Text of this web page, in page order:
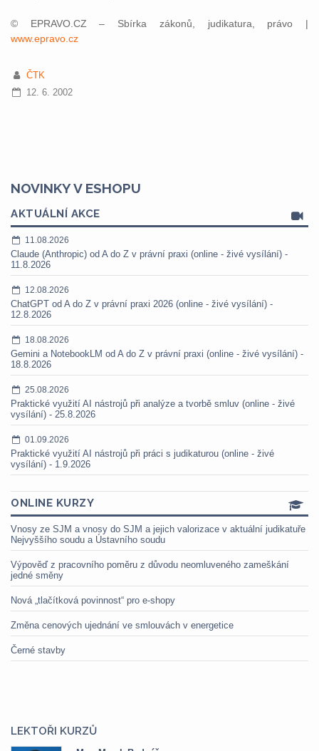
© EPRAVO.CZ – Sbírka zákonů, judikatura, právo |
www.epravo.cz
ČTK
12. 6. 2002
NOVINKY V ESHOPU
AKTUÁLNÍ AKCE
11.08.2026
Claude (Anthropic) od A do Z v právní praxi (online - živé vysílání) -
11.8.2026
12.08.2026
ChatGPT od A do Z v právní praxi 2026 (online - živé vysílání) -
12.8.2026
18.08.2026
Gemini a NotebookLM od A do Z v právní praxi (online - živé vysílání) -
18.8.2026
25.08.2026
Praktické využití AI nástrojů při analýze a tvorbě smluv (online - živé
vysílání) - 25.8.2026
01.09.2026
Praktické využití AI nástrojů při práci s judikaturou (online - živé
vysílání) - 1.9.2026
ONLINE KURZY
Vnosy ze SJM a vnosy do SJM a jejich valorizace v aktuální judikatuře
Nejvyššího soudu a Ústavního soudu
Výpověď z pracovního poměru z důvodu neomluveného zameškání
jedné směny
Nová „tlačítková povinnost“ pro e-shopy
Změna cenových ujednání ve smlouvách v energetice
Černé stavby
LEKTOŘI KURZŮ